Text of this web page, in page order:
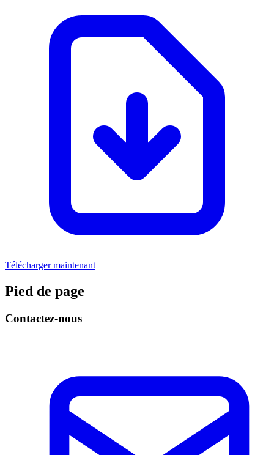
Télécharger maintenant
Pied de page
Contactez-nous